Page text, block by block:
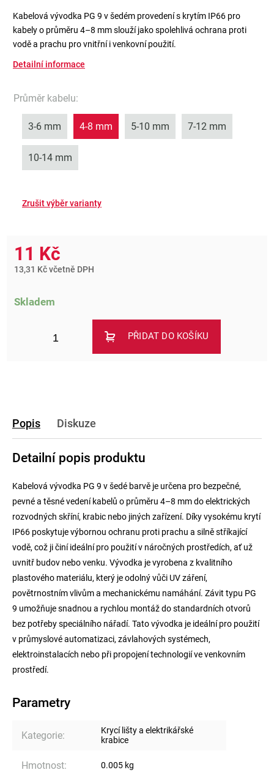
Kabelová vývodka PG 9 v šedém provedení s krytím IP66 pro
kabely o průměru 4–8 mm slouží jako spolehlivá ochrana proti
vodě a prachu pro vnitřní i venkovní použití.
Detailní informace
Průměr kabelu:
3-6 mm 4-8 mm 5-10 mm 7-12 mm
10-14 mm
11 Kč
13,31 Kč včetně DPH
Skladem
PŘIDAT DO KOŠÍKU
Popis Diskuze
Detailní popis produktu
Kabelová vývodka PG 9 v šedé barvě je určena pro bezpečné,
pevné a těsné vedení kabelů o průměru 4–8 mm do elektrických
rozvodných skříní, krabic nebo jiných zařízení. Díky vysokému krytí
IP66 poskytuje výbornou ochranu proti prachu a silně stříkající
vodě, což ji činí ideální pro použití v náročných prostředích, ať už
uvnitř budov nebo venku. Vývodka je vyrobena z kvalitního
plastového materiálu, který je odolný vůči UV záření,
povětrnostním vlivům a mechanickému namáhání. Závit typu PG
9 umožňuje snadnou a rychlou montáž do standardních otvorů
bez potřeby speciálního nářadí. Tato vývodka je ideální pro použití
v průmyslové automatizaci, závlahových systémech,
elektroinstalacích nebo při propojení technologií ve venkovním
prostředí.
Parametry
Kategorie:
Krycí lišty a elektrikářské
krabice
Hmotnost: 0.005 kg